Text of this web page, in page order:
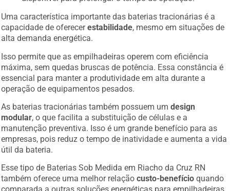
Uma característica importante das baterias tracionárias é a
capacidade de oferecer estabilidade , mesmo em situações de
alta demanda energética.
Isso permite que as empilhadeiras operem com eficiência
máxima, sem quedas bruscas de potência. Essa constância é
essencial para manter a produtividade em alta durante a
operação de equipamentos pesados.
As baterias tracionárias também possuem um design
modular , o que facilita a substituição de células e a
manutenção preventiva. Isso é um grande benefício para as
empresas, pois reduz o tempo de inatividade e aumenta a vida
útil da bateria.
Esse tipo de Baterias Sob Medida em Riacho da Cruz RN
também oferece uma melhor relação custo-benefício quando
comparada a outras soluções energéticas para empilhadeiras.